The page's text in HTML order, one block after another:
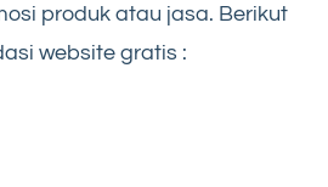
produk atau jasa. Berikut
website gratis :